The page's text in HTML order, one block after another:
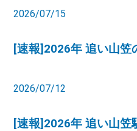
2026/07/15
[速報]2026年 追い山笠
2026/07/12
[速報]2026年 追い山笠